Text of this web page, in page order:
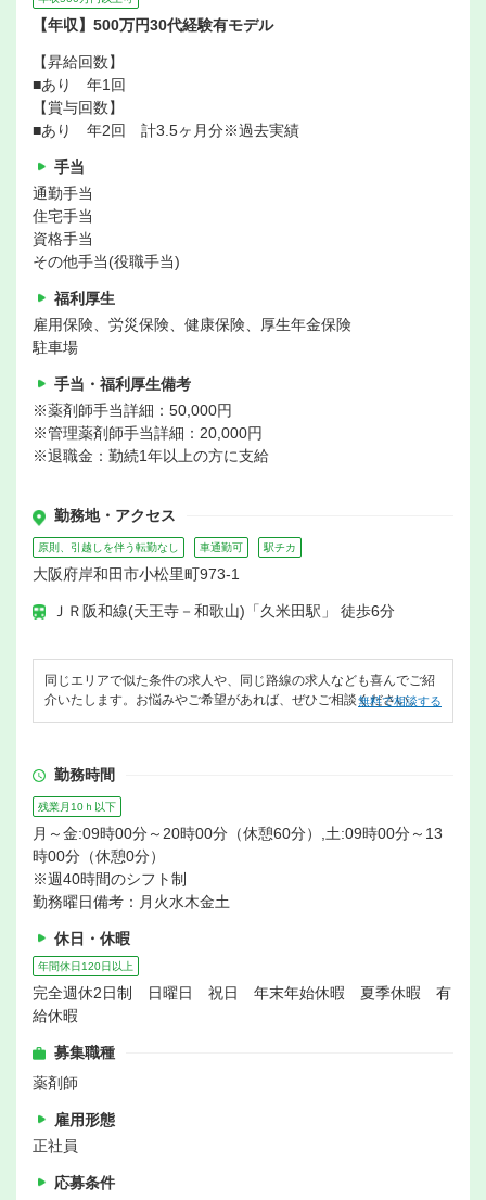
【年収】500万円30代経験有モデル
【昇給回数】
■あり 年1回
【賞与回数】
■あり 年2回 計3.5ヶ月分※過去実績
手当
通勤手当
住宅手当
資格手当
その他手当(役職手当)
福利厚生
雇用保険、労災保険、健康保険、厚生年金保険
駐車場
手当・福利厚生備考
※薬剤師手当詳細：50,000円
※管理薬剤師手当詳細：20,000円
※退職金：勤続1年以上の方に支給
勤務地・アクセス
原則、引越しを伴う転勤なし 車通勤可 駅チカ
大阪府岸和田市小松里町973-1
ＪＲ阪和線(天王寺－和歌山)「久米田駅」 徒歩6分
同じエリアで似た条件の求人や、同じ路線の求人なども喜んでご紹
介いたします。お悩みやご希望があれば、ぜひご相談ください。
無料で相談する
勤務時間
残業月10ｈ以下
月～金:09時00分～20時00分（休憩60分）,土:09時00分～13
時00分（休憩0分）
※週40時間のシフト制
勤務曜日備考：月火水木金土
休日・休暇
年間休日120日以上
完全週休2日制 日曜日 祝日 年末年始休暇 夏季休暇 有
給休暇
募集職種
薬剤師
雇用形態
正社員
応募条件